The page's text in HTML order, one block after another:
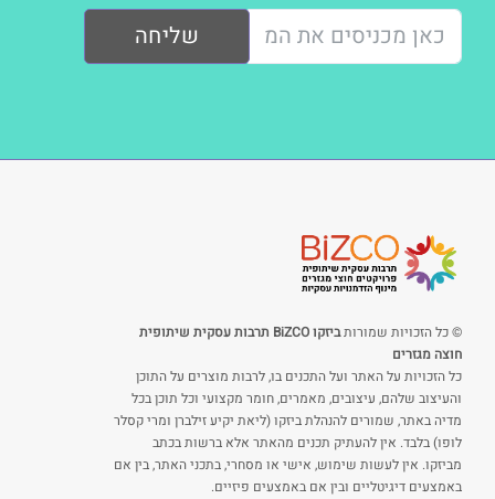
שליחה
© כל הזכויות שמורות
ביזקו BiZCO תרבות עסקית שיתופית
חוצה מגזרים
כל הזכויות על האתר ועל התכנים בו, לרבות מוצרים על התוכן
והעיצוב שלהם, עיצובים, מאמרים, חומר מקצועי וכל תוכן בכל
מדיה באתר, שמורים להנהלת ביזקו (ליאת יקיע זילברן ומרי קסלר
לופו) בלבד. אין להעתיק תכנים מהאתר אלא ברשות בכתב
מביזקו. אין לעשות שימוש, אישי או מסחרי, בתכני האתר, בין אם
באמצעים דיגיטליים ובין אם באמצעים פיזיים.